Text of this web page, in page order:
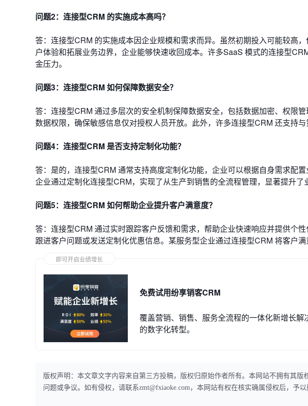
问题2：连接型CRM 的实施成本高吗？
答：连接型CRM 的实施成本因企业规模和需求而异。虽然初期投入可能较高
户体验和拓展业务边界，企业能够快速收回成本。许多SaaS 模式的连接型
金压力。
问题3：连接型CRM 如何保障数据安全？
答：连接型CRM 通过多层次的安全机制保障数据安全，包括数据加密、权限
数据权限，确保敏感信息仅对授权人员开放。此外，许多连接型CRM 还支持
问题4：连接型CRM 是否支持定制化功能？
答：是的，连接型CRM 通常支持高度定制化功能，企业可以根据自身需求配
企业通过定制化连接型CRM，实现了从生产到销售的全流程管理，显著提升了
问题5：连接型CRM 如何帮助企业提升客户满意度？
答：连接型CRM 通过实时跟踪客户反馈和需求，帮助企业快速响应并提供个
跟进客户问题或发送定制化优惠信息。某服务型企业通过连接型CRM 将客户
即可开启业绩增长
免费试用纷享销客CRM
覆盖营销、销售、服务全流程的一体化新增长解
的数字化转型。
版权声明：本文章文字内容来自第三方投稿，版权归原始作者所有。本网站不拥有其
问题或争议。如有侵权，请联系zmt@fxiaoke.com，本网站有权在核实确属侵权后，予以